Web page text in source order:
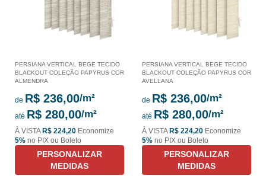
PERSIANA VERTICAL BEGE TECIDO
BLACKOUT COLEÇÃO PAPYRUS COR
ALMENDRA
de R$ 236,00
até R$ 280,00
À VISTAR$ 224,20 Economize
5% no PIX ou Boleto
PERSONALIZAR
MEDIDAS
PERSIANA VERTICAL BEGE TECIDO
BLACKOUT COLEÇÃO PAPYRUS COR
AVELLANA
de R$ 236,00
até R$ 280,00
À VISTAR$ 224,20 Economize
5% no PIX ou Boleto
PERSONALIZAR
MEDIDAS